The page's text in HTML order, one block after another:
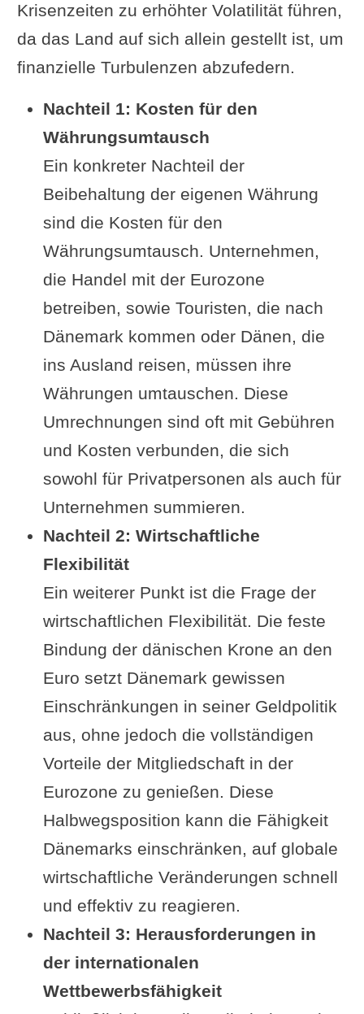
Krisenzeiten zu erhöhter Volatilität führen,
da das Land auf sich allein gestellt ist, um
finanzielle Turbulenzen abzufedern.
Nachteil 1: Kosten für den
Währungsumtausch
Ein konkreter Nachteil der
Beibehaltung der eigenen Währung
sind die Kosten für den
Währungsumtausch. Unternehmen,
die Handel mit der Eurozone
betreiben, sowie Touristen, die nach
Dänemark kommen oder Dänen, die
ins Ausland reisen, müssen ihre
Währungen umtauschen. Diese
Umrechnungen sind oft mit Gebühren
und Kosten verbunden, die sich
sowohl für Privatpersonen als auch für
Unternehmen summieren.
Nachteil 2: Wirtschaftliche
Flexibilität
Ein weiterer Punkt ist die Frage der
wirtschaftlichen Flexibilität. Die feste
Bindung der dänischen Krone an den
Euro setzt Dänemark gewissen
Einschränkungen in seiner Geldpolitik
aus, ohne jedoch die vollständigen
Vorteile der Mitgliedschaft in der
Eurozone zu genießen. Diese
Halbwegsposition kann die Fähigkeit
Dänemarks einschränken, auf globale
wirtschaftliche Veränderungen schnell
und effektiv zu reagieren.
Nachteil 3: Herausforderungen in
der internationalen
Wettbewerbsfähigkeit